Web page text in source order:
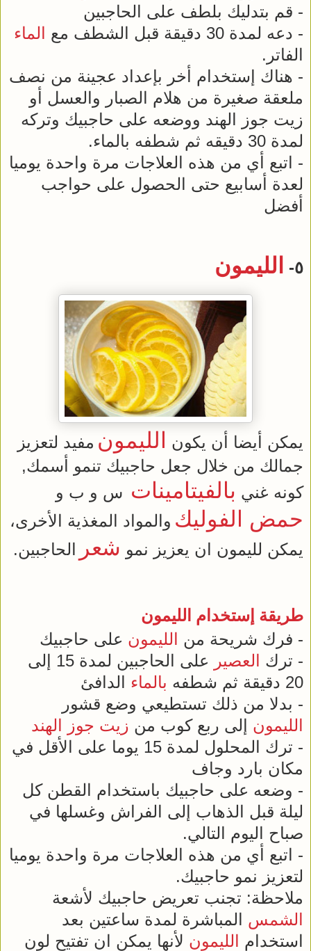
- قم بتدليك بلطف على الحاجبين
- دعه لمدة 30 دقيقة قبل الشطف مع
الماء
الفاتر.
- هناك إستخدام أخر بإعداد عجينة من نصف
ملعقة صغيرة من هلام الصبار والعسل أو
زيت جوز الهند ووضعه على حاجبيك وتركه
لمدة 30 دقيقه ثم شطفه بالماء.
- اتبع أي من هذه العلاجات مرة واحدة يوميا
لعدة أسابيع حتى الحصول على حواجب
أفضل
٥- الليمون
يمكن أيضا أن يكون الليمون مفيد لتعزيز
جمالك من خلال جعل حاجبيك تنمو أسمك,
كونه غني بالفيتامينات س و ب و
حمض الفوليك والمواد المغذية الأخرى،
يمكن لليمون ان يعزيز نمو شعر الحاجبين.
طريقة إستخدام الليمون
- فرك شريحة من الليمون على حاجبيك
- ترك العصير
على الحاجبين لمدة 15 إلى
20 دقيقة ثم شطفه
بالماء الدافئ
- بدلا من ذلك تستطيعي وضع قشور
الليمون إلى ربع كوب من زيت جوز الهند
- ترك المحلول لمدة 15 يوما على الأقل في
مكان بارد وجاف
- وضعه على حاجبيك باستخدام القطن كل
ليلة قبل الذهاب إلى الفراش وغسلها في
صباح اليوم التالي.
- اتبع أي من هذه العلاجات مرة واحدة يوميا
لتعزيز نمو حاجبيك.
ملاحظة: تجنب تعريض حاجبيك لأشعة
الشمس المباشرة لمدة ساعتين بعد
استخدام الليمون لأنها يمكن ان تفتيح لون